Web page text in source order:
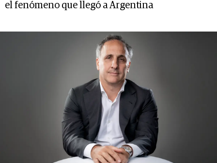
el fenómeno que llegó a Argentina